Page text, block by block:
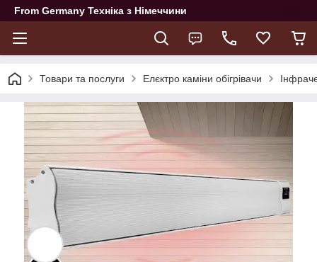
From Germany Техніка з Німеччини
Товари та послуги Елєктро каміни обігрівачи